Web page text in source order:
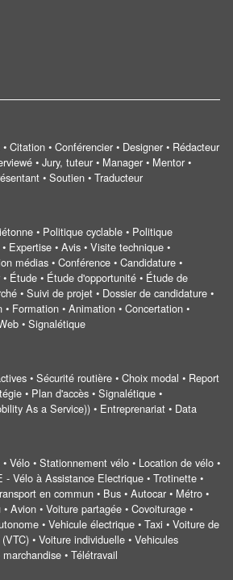
Citation • Conférencier • Designer • Rédacteur
• Jury, tuteur • Manager • Mentor •
• Soutien • Traducteur
• Politique cyclable • Politique
Expertise • Avis • Visite technique •
médias • Conférence • Candidature •
Étude • Étude d'opportunité • Étude de
• Suivi de projet • Dossier de candidature •
Formation • Animation • Concertation •
• Signalétique
• Sécurité routière • Choix modal • Report
• Plan d'accès • Signalétique •
As a Service)) • Entreprenariat • Data
Vélo • Stationnement vélo • Location de vélo •
- Vélo à Assistance Electrique • Trotinette •
en commun • Bus • Autocar • Métro •
Avion • Voiture partagée • Covoiturage •
• Vehicule électrique • Taxi • Voiture de
• Voiture individuelle • Vehicules
• Télétravail